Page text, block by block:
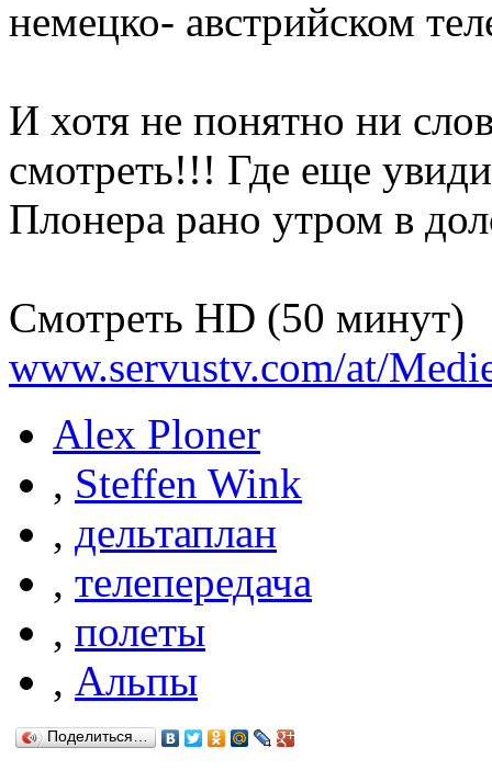
немецко- австрийском
И хотя не понятно ни
смотреть!!! Где еще
Плонера рано утром в
Смотреть HD (50 минут)
www.servustv.com/at/
Alex Ploner
, Steffen Wink
, дельтаплан
, телепередача
, полеты
, Альпы
Поделиться…